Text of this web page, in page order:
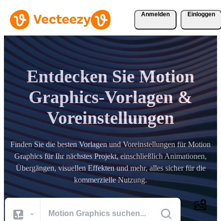
Anmelden Einloggen
Entdecken Sie Motion
Graphics-Vorlagen &
Voreinstellungen
Finden Sie die besten Vorlagen und Voreinstellungen für Motion
Graphics für Ihr nächstes Projekt, einschließlich Animationen,
Übergängen, visuellen Effekten und mehr, alles sicher für die
kommerzielle Nutzung.